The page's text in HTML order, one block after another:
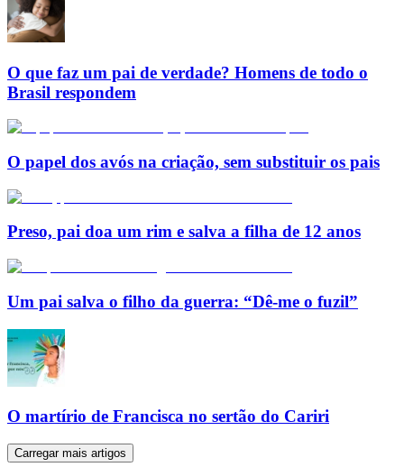
O que faz um pai de verdade? Homens de todo o
Brasil respondem
O papel dos avós na criação, sem substituir os pais
Preso, pai doa um rim e salva a filha de 12 anos
Um pai salva o filho da guerra: “Dê-me o fuzil”
O martírio de Francisca no sertão do Cariri
Carregar mais artigos